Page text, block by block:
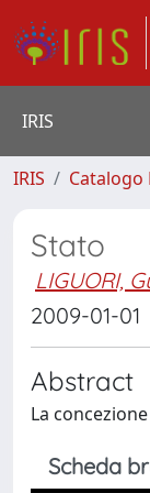
IRIS
IRIS Catalogo
Stato
LIGUORI,
2009-01-01
Abstract
La
Scheda